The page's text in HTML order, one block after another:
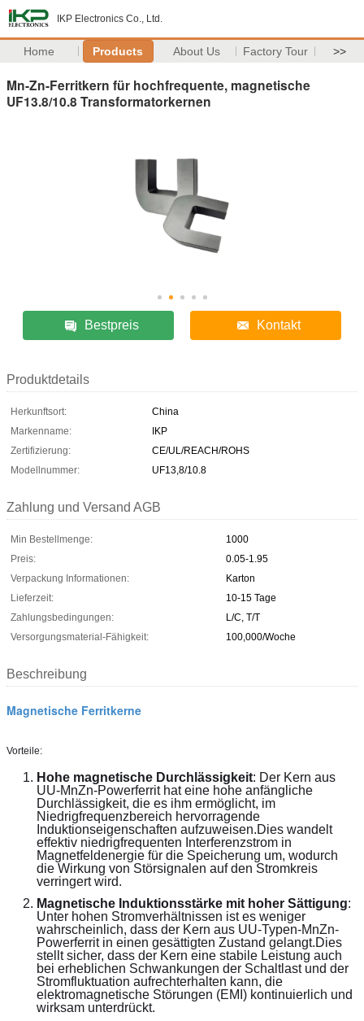
IKP Electronics Co., Ltd.
Home Products About Us Factory Tour >>
Mn-Zn-Ferritkern für hochfrequente, magnetische
UF13.8/10.8 Transformatorkernen
Bestpreis Kontakt
Produktdetails
Herkunftsort:
China
Markenname:
IKP
Zertifizierung:
CE/UL/REACH/ROHS
Modellnummer:
UF13,8/10.8
Zahlung und Versand AGB
Min Bestellmenge:
1000
Preis:
0.05-1.95
Verpackung Informationen:
Karton
Lieferzeit:
10-15 Tage
Zahlungsbedingungen:
L/C, T/T
Versorgungsmaterial-Fähigkeit:
100,000/Woche
Beschreibung
Magnetische Ferritkerne
Vorteile:
Hohe magnetische Durchlässigkeit: Der Kern aus
UU-MnZn-Powerferrit hat eine hohe anfängliche
Durchlässigkeit, die es ihm ermöglicht, im
Niedrigfrequenzbereich hervorragende
Induktionseigenschaften aufzuweisen.Dies wandelt
effektiv niedrigfrequenten Interferenzstrom in
Magnetfeldenergie für die Speicherung um, wodurch
die Wirkung von Störsignalen auf den Stromkreis
verringert wird.
Magnetische Induktionsstärke mit hoher Sättigung:
Unter hohen Stromverhältnissen ist es weniger
wahrscheinlich, dass der Kern aus UU-Typen-MnZn-
Powerferrit in einen gesättigten Zustand gelangt.Dies
stellt sicher, dass der Kern eine stabile Leistung auch
bei erheblichen Schwankungen der Schaltlast und der
Stromfluktuation aufrechterhalten kann, die
elektromagnetische Störungen (EMI) kontinuierlich und
wirksam unterdrückt.